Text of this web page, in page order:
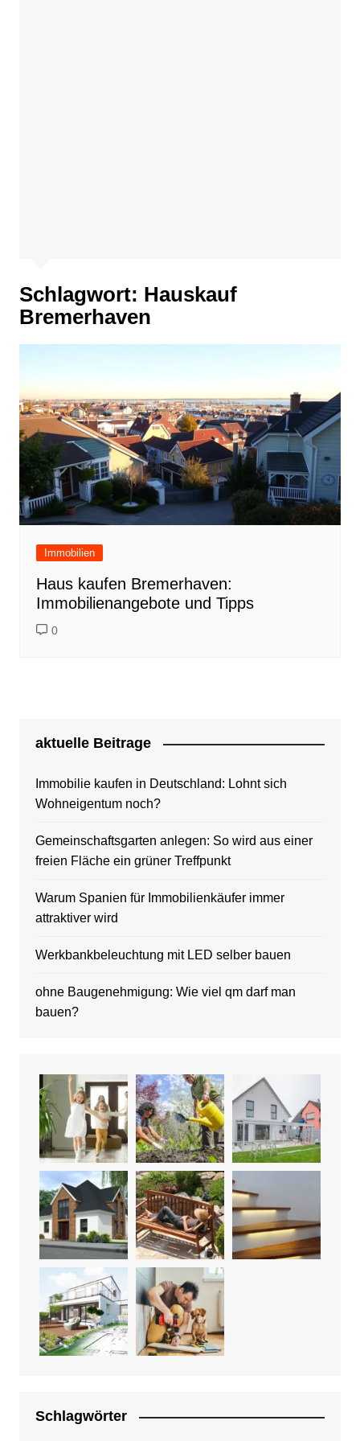
Schlagwort: Hauskauf
Bremerhaven
Immobilien
Haus kaufen Bremerhaven:
Immobilienangebote und Tipps
0
aktuelle Beitrage
Immobilie kaufen in Deutschland: Lohnt sich
Wohneigentum noch?
Gemeinschaftsgarten anlegen: So wird aus einer
freien Fläche ein grüner Treffpunkt
Warum Spanien für Immobilienkäufer immer
attraktiver wird
Werkbankbeleuchtung mit LED selber bauen
ohne Baugenehmigung: Wie viel qm darf man
bauen?
Schlagwörter